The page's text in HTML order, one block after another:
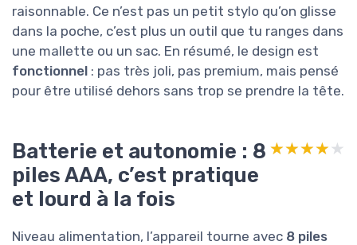
raisonnable. Ce n’est pas un petit stylo qu’on glisse
dans la poche, c’est plus un outil que tu ranges dans
une mallette ou un sac. En résumé, le design est
fonctionnel : pas très joli, pas premium, mais pensé
pour être utilisé dehors sans trop se prendre la tête.
Batterie et autonomie : 8
piles AAA, c’est pratique
et lourd à la fois
★★★★★
★★★★★
Niveau alimentation, l’appareil tourne avec 8 piles